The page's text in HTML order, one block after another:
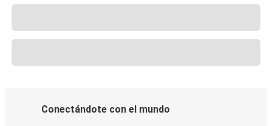
Conectándote con el mundo